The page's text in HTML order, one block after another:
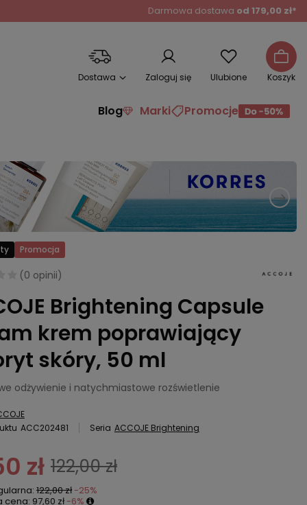
Darmowa dostawa od 179,00 zł*
Dostawa Zaloguj się Ulubione Koszyk
Blog Marki Promocje
Promocja
(0 opinii)
Brightening Capsule
krem poprawiający
skóry, 50 ml
odżywienie i natychmiastowe rozświetlenie
ACC202481 Seria ACCOJE Brightening
zł 122,00 zł
122,00 zł -25%
cena: 97,60 zł -6%